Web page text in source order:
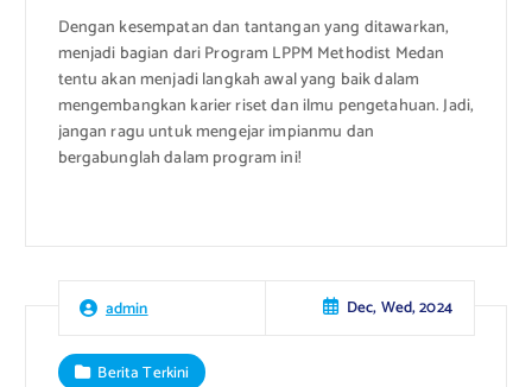
Dengan kesempatan dan tantangan yang ditawarkan,
menjadi bagian dari Program LPPM Methodist Medan
tentu akan menjadi langkah awal yang baik dalam
mengembangkan karier riset dan ilmu pengetahuan. Jadi,
jangan ragu untuk mengejar impianmu dan
bergabunglah dalam program ini!
admin Dec, Wed, 2024
Berita Terkini